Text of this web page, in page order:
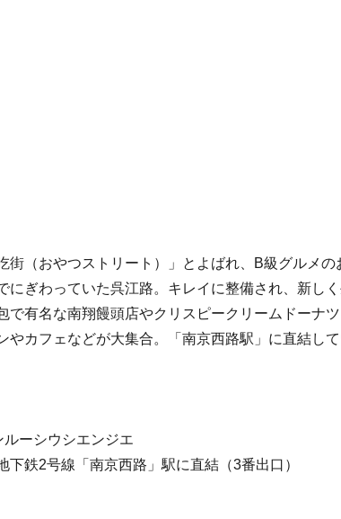
街（おやつストリート）」とよばれ、B級グルメ
にぎわっていた呉江路。キレイに整備され、新し
で有名な南翔饅頭店やクリスピークリームドーナ
やカフェなどが大集合。「南京西路駅」に直結し
ーシウシエンジエ
下鉄2号線「南京西路」駅に直結（3番出口）